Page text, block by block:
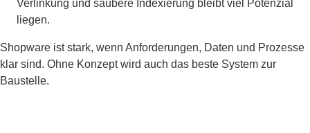
Verlinkung und saubere Indexierung bleibt viel Potenzial
liegen.
Shopware ist stark, wenn Anforderungen, Daten und Prozesse
klar sind. Ohne Konzept wird auch das beste System zur
Baustelle.